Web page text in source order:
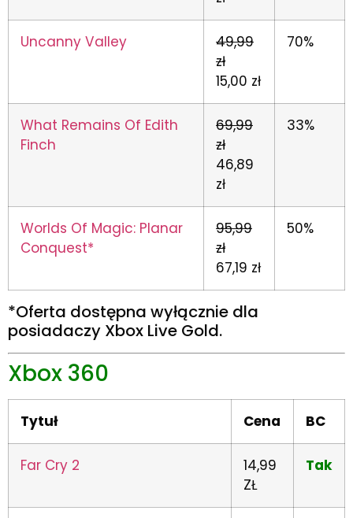
Uncanny Valley
49,99
zł
15,00 zł
70%
What Remains Of Edith
Finch
69,99
zł
46,89
zł
33%
Worlds Of Magic: Planar
Conquest*
95,99
zł
67,19 zł
50%
*Oferta dostępna wyłącznie dla
posiadaczy Xbox Live Gold.
Xbox 360
Tytuł Cena BC
Far Cry 2
14,99
ZŁ
Tak